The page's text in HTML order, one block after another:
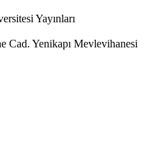
Yayınları
Cad. Yenikapı Mevlevihanesi